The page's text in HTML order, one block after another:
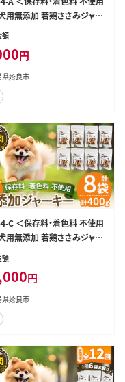
用無添加 若鶏ささみジャー
袋(1袋50g・合計100g)【Nフー
ペット フード エサ おやつ ご
食 ご褒美 ペット関係
額
円
県姶良市
C ＜保存料・着色料 不使用
用無添加 若鶏ささみジャー
袋(1袋50g・合計400g)【Nフー
ビス】姶良市 鶏 ジャーキー 犬
ペット フード エサ おやつ ご
食 ご褒美 ペット関係
額
円
県姶良市